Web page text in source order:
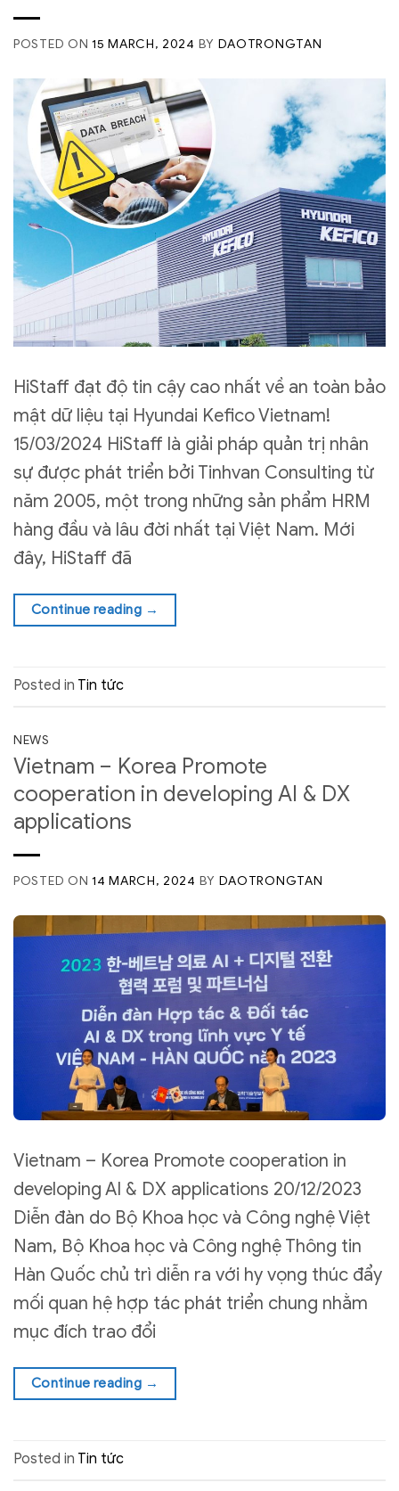
POSTED ON 15 MARCH, 2024 BY DAOTRONGTAN
HiStaff đạt độ tin cậy cao nhất về an toàn bảo
mật dữ liệu tại Hyundai Kefico Vietnam!
15/03/2024 HiStaff là giải pháp quản trị nhân
sự được phát triển bởi Tinhvan Consulting từ
năm 2005, một trong những sản phẩm HRM
hàng đầu và lâu đời nhất tại Việt Nam. Mới
đây, HiStaff đã
Continue reading →
Posted in Tin tức
NEWS
Vietnam – Korea Promote
cooperation in developing AI & DX
applications
POSTED ON 14 MARCH, 2024 BY DAOTRONGTAN
Vietnam – Korea Promote cooperation in
developing AI & DX applications 20/12/2023
Diễn đàn do Bộ Khoa học và Công nghệ Việt
Nam, Bộ Khoa học và Công nghệ Thông tin
Hàn Quốc chủ trì diễn ra với hy vọng thúc đẩy
mối quan hệ hợp tác phát triển chung nhằm
mục đích trao đổi
Continue reading →
Posted in Tin tức